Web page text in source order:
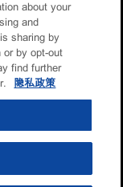
about your
and
sharing by
by opt-out
find further
隐私政策